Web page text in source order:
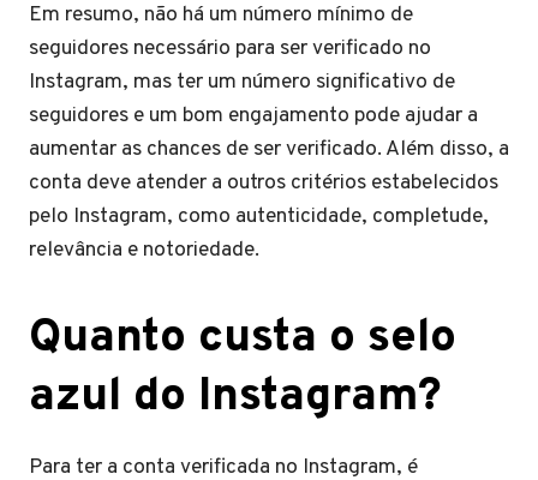
Em resumo, não há um número mínimo de
seguidores necessário para ser verificado no
Instagram, mas ter um número significativo de
seguidores e um bom engajamento pode ajudar a
aumentar as chances de ser verificado. Além disso, a
conta deve atender a outros critérios estabelecidos
pelo Instagram, como autenticidade, completude,
relevância e notoriedade.
Quanto custa o selo
azul do Instagram?
Para ter a conta verificada no Instagram, é